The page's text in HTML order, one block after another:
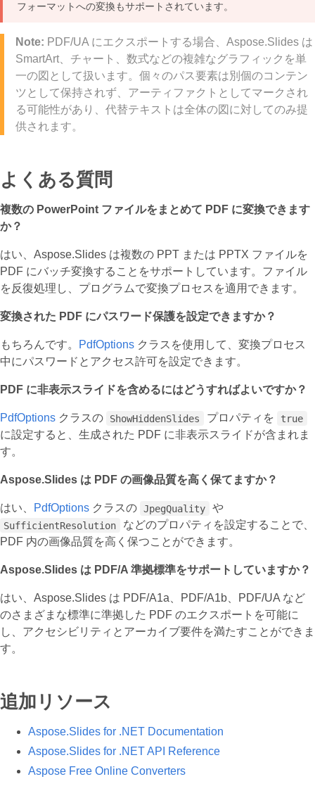
フォーマットへの変換もサポートされています。
Note: PDF/UA にエクスポートする場合、Aspose.Slides は
SmartArt、チャート、数式などの複雑なグラフィックを単
一の図として扱います。個々のパス要素は別個のコンテン
ツとして保持されず、アーティファクトとしてマークされ
る可能性があり、代替テキストは全体の図に対してのみ提
供されます。
よくある質問
複数の PowerPoint ファイルをまとめて PDF に変換できます
か？
はい、Aspose.Slides は複数の PPT または PPTX ファイルを
PDF にバッチ変換することをサポートしています。ファイル
を反復処理し、プログラムで変換プロセスを適用できます。
変換された PDF にパスワード保護を設定できますか？
もちろんです。 PdfOptions クラスを使用して、変換プロセス
中にパスワードとアクセス許可を設定できます。
PDF に非表示スライドを含めるにはどうすればよいですか？
PdfOptions クラスの ShowHiddenSlides プロパティを true
に設定すると、生成された PDF に非表示スライドが含まれま
す。
Aspose.Slides は PDF の画像品質を高く保てますか？
はい、 PdfOptions クラスの JpegQuality や
SufficientResolution
などのプロパティを設定することで、
PDF 内の画像品質を高く保つことができます。
Aspose.Slides は PDF/A 準拠標準をサポートしていますか？
はい、Aspose.Slides は PDF/A1a、PDF/A1b、PDF/UA など
のさまざまな標準に準拠した PDF のエクスポートを可能に
し、アクセシビリティとアーカイブ要件を満たすことができま
す。
追加リソース
Aspose.Slides for .NET Documentation
Aspose.Slides for .NET API Reference
Aspose Free Online Converters